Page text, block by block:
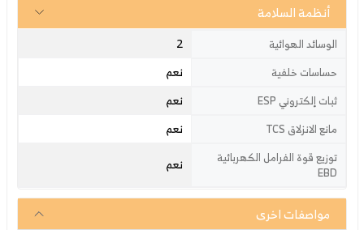
أنظمة السلامة
الوسائد الهوائية 2
حساسات خلفية نعم
ثبات إلكتروني ESP نعم
مانع الانزلاق TCS نعم
توزيع قوة الفرامل الكهربائية
EBD
نعم
مواصفات اخرى